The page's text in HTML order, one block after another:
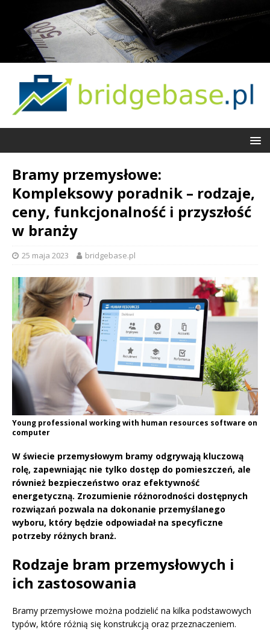
Bramy przemysłowe:
Kompleksowy poradnik – rodzaje,
ceny, funkcjonalność i przyszłość
w branży
25 maja 2023 bridgebase.pl
Young professional working with human resources software on
computer
W świecie przemysłowym bramy odgrywają kluczową
rolę, zapewniając nie tylko dostęp do pomieszczeń, ale
również bezpieczeństwo oraz efektywność
energetyczną. Zrozumienie różnorodności dostępnych
rozwiązań pozwala na dokonanie przemyślanego
wyboru, który będzie odpowiadał na specyficzne
potrzeby różnych branż.
Rodzaje bram przemysłowych i
ich zastosowania
Bramy przemysłowe można podzielić na kilka podstawowych
typów, które różnią się konstrukcją oraz przeznaczeniem.